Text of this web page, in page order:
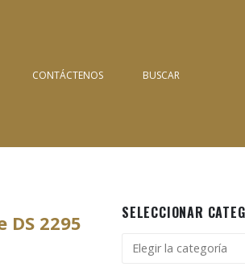
CONTÁCTENOS BUSCAR
2295 SELECCIONAR
Seleccionar
categoría